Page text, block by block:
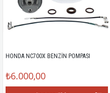
HONDA NC700X BENZİN POMPASI
₺6.000,00